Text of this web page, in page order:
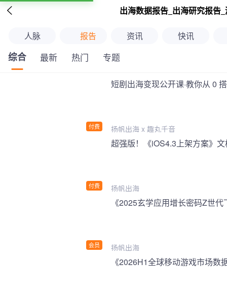
 出海数据报告_出海研究报告
人脉 报告 资讯 快讯
综合 最新 热门 专题
付费
短剧出海变现公开课·教你从 0
扬帆出海 x 趣丸千音
付费 扬帆出海
会员
《2025玄学应用增长密码Z世
扬帆出海
《2026H1全球移动游戏市场数